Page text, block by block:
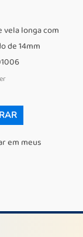
vela longa com
de 14mm
em meus